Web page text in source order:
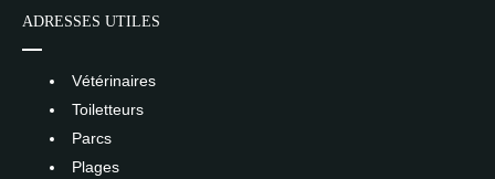
ADRESSES UTILES
Vétérinaires
Toiletteurs
Parcs
Plages